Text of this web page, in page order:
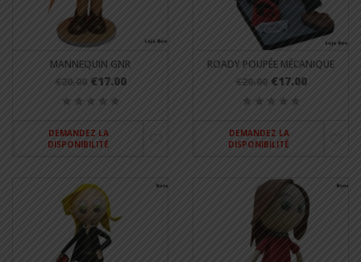
MANNEQUIN GNR
€20.00 €17.00
DEMANDEZ LA
DISPONIBILITÉ
ROADY POUPÉE MÉCANIQUE
€20.00 €17.00
DEMANDEZ LA
DISPONIBILITÉ